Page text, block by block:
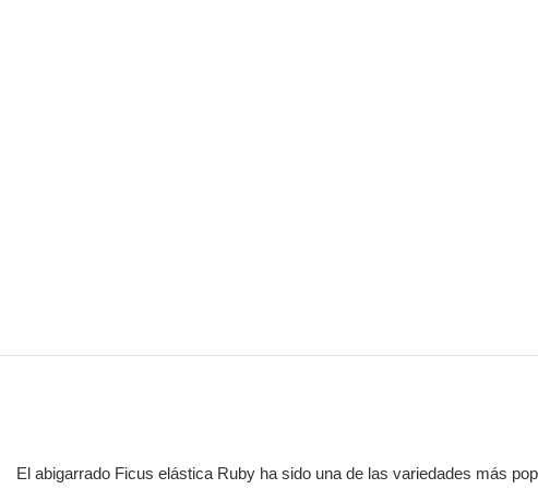
El abigarrado Ficus elástica Ruby ha sido una de las variedades más